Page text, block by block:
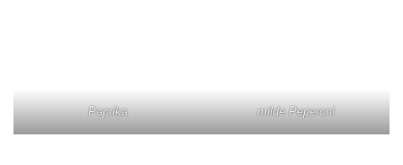
Paprika milde Peperoni